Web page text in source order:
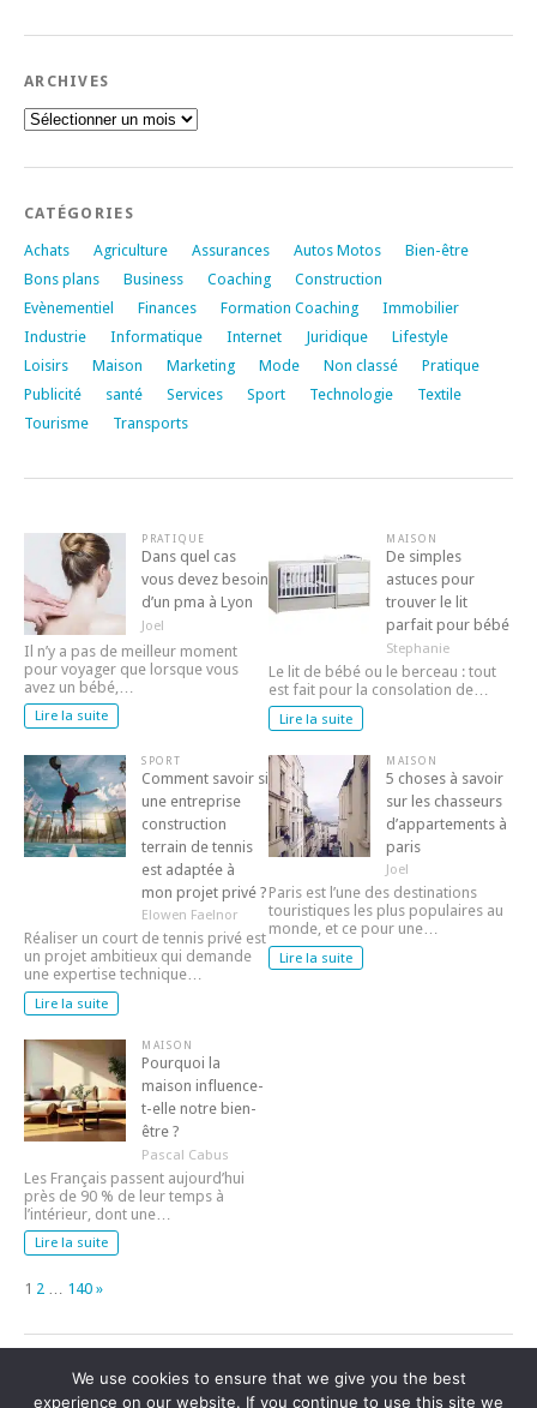
ARCHIVES
Archives
CATÉGORIES
Achats Agriculture Assurances Autos Motos
Bien-être
Bons plans
Business Coaching
Construction
Evènementiel
Finances Formation Coaching
Immobilier
Industrie
Informatique Internet Juridique
Lifestyle
Loisirs
Maison Marketing Mode Non classé
Pratique
Publicité
santé Services Sport Technologie
Textile
Tourisme
Transports
PRATIQUE
Dans quel cas
vous devez besoin
d’un pma à Lyon
Joel
Il n’y a pas de meilleur moment
pour voyager que lorsque vous
avez un bébé,…
Lire la suite
MAISON
De simples
astuces pour
trouver le lit
parfait pour bébé
Stephanie
Le lit de bébé ou le berceau : tout
est fait pour la consolation de…
Lire la suite
SPORT
Comment savoir si
une entreprise
construction
terrain de tennis
est adaptée à
mon projet privé ?
Elowen Faelnor
Réaliser un court de tennis privé est
un projet ambitieux qui demande
une expertise technique…
Lire la suite
MAISON
5 choses à savoir
sur les chasseurs
d’appartements à
paris
Joel
Paris est l’une des destinations
touristiques les plus populaires au
monde, et ce pour une…
Lire la suite
MAISON
Pourquoi la
maison influence-
t-elle notre bien-
être ?
Pascal Cabus
Les Français passent aujourd’hui
près de 90 % de leur temps à
l’intérieur, dont une…
Lire la suite
Page:
1 2 140 Next
»
We use cookies to ensure that we give you the best
experience on our website. If you continue to use this site we